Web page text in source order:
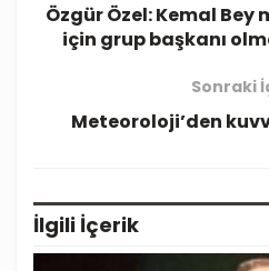
Özgür Özel: Kemal Bey
için grup başkanı
Sonraki
Meteoroloji’den
İlgili İçerik